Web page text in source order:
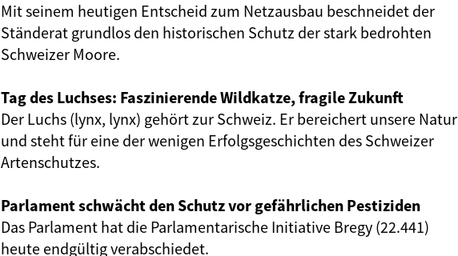
Mit seinem heutigen Entscheid zum Netzausbau beschneidet der
Ständerat grundlos den historischen Schutz der stark bedrohten
Schweizer Moore.
Tag des Luchses: Faszinierende Wildkatze, fragile Zukunft
Der Luchs (lynx, lynx) gehört zur Schweiz. Er bereichert unsere Natur
und steht für eine der wenigen Erfolgsgeschichten des Schweizer
Artenschutzes.
Parlament schwächt den Schutz vor gefährlichen Pestiziden
Das Parlament hat die Parlamentarische Initiative Bregy (22.441)
heute endgültig verabschiedet.